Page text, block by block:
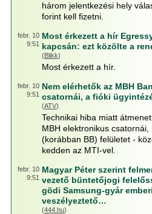
három jelentkezési hely
forint kell fizetni.
febr. 10
9:51
Most érkezett a hír
kapcsán: ezt közölte a
(Blikk)
Most érkezett a hír.
febr. 10
9:51
Nem elérhetők az MBH
csatornái, a fióki
(ATV)
Technikai hiba miatt
MBH elektronikus
(korábban BB) felületet -
kedden az MTI-vel.
febr. 10
9:51
Magyar Péter szerint
vezető büntetőjogi
gödi Samsung-gyár
veszélyeztető…
(444.hu)